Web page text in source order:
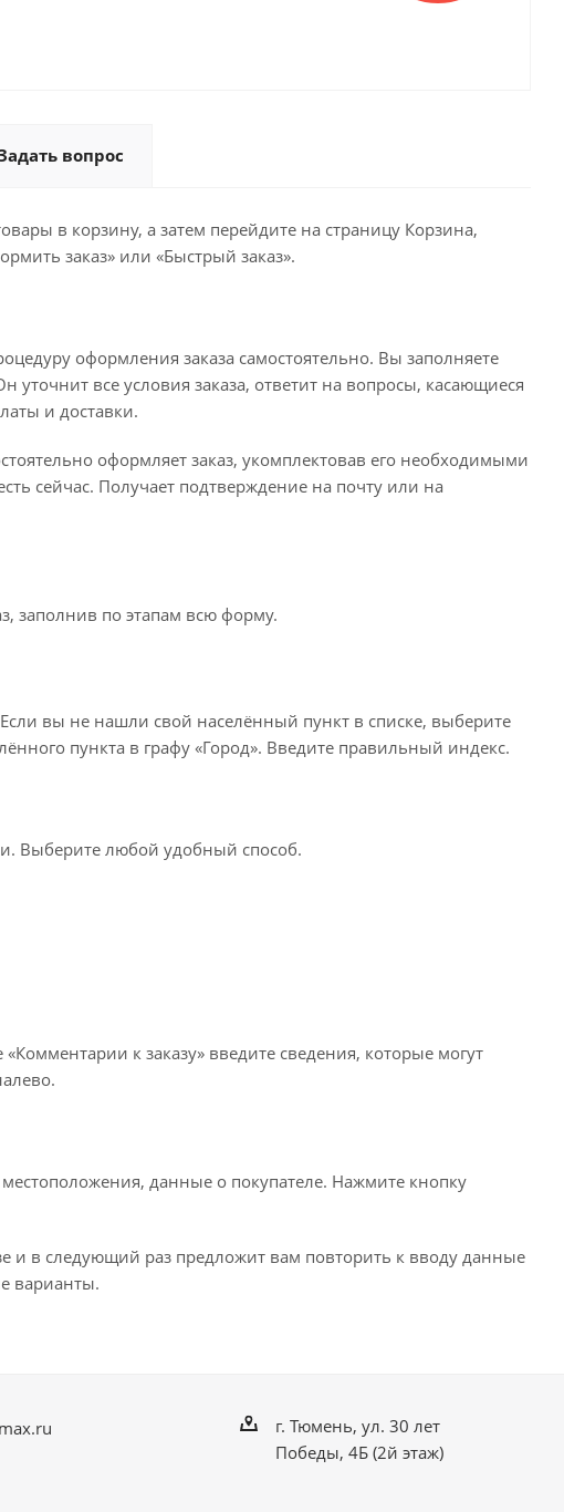
вопрос
в корзину, а затем перейдите на страницу Корзина,
заказ» или «Быстрый заказ».
оформления заказа самостоятельно. Вы заполняете
все условия заказа, ответит на вопросы, касающиеся
и доставки.
оформляет заказ, укомплектовав его необходимыми
сейчас. Получает подтверждение на почту или на
заполнив по этапам всю форму.
вы не нашли свой населённый пункт в списке, выберите
пункта в графу «Город». Введите правильный индекс.
Выберите любой удобный способ.
к заказу» введите сведения, которые могут
данные о покупателе. Нажмите кнопку
и в следующий раз предложит вам повторить к вводу данные
варианты.
г. Тюмень, ул. 30 лет
Победы, 4Б (2й этаж)